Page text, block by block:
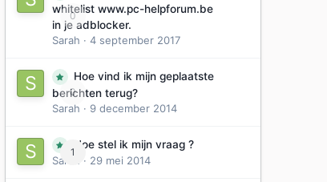
0
whitelist www.pc-helpforum.be
in je adblocker.
Sarah · 4 september 2017
0
Hoe vind ik mijn geplaatste
berichten terug?
Sarah · 9 december 2014
1
Hoe stel ik mijn vraag ?
Sarah
· 29 mei 2014